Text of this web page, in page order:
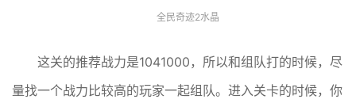
全民奇迹2水晶
这关的推荐战力是1041000，所以和组队打的时候，尽
量找一个战力比较高的玩家一起组队。进入关卡的时候，你